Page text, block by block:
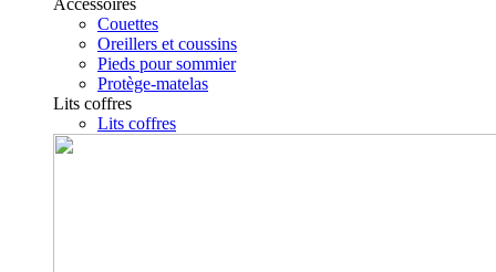
Accessoires
Couettes
Oreillers et coussins
Pieds pour sommier
Protège-matelas
Lits coffres
Lits coffres